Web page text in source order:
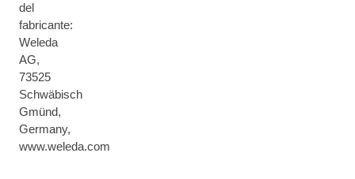
del
fabricante:
Weleda
AG,
73525
Schwäbisch
Gmünd,
Germany,
www.weleda.com